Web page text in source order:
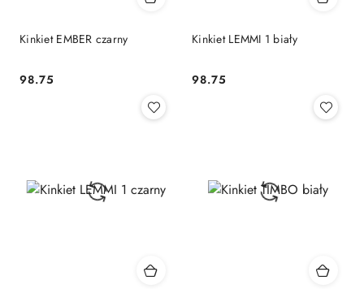
Kinkiet EMBER czarny
Cena:
98.75
Kinkiet LEMMI 1 biały
Cena:
98.75